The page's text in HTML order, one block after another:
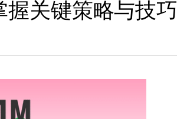
关键策略与技巧